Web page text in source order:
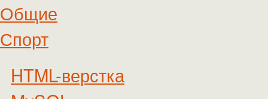
Общие
Спорт
HTML-верстка